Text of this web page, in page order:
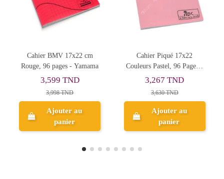
Cahier Piqué 17x22
Couleurs Pastel, 96 Pages -
ABC
3,267 TND
3,630 TND
Ajouter au
panier
Cahier BMV 17x22 cm
Rouge, 192 pages - Yamama
6,200 TND
Aperçu